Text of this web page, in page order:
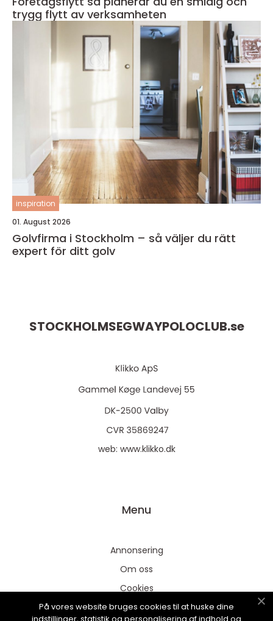
trygg flytt av verksamheten
inspiration
01. August 2026
Golvfirma i Stockholm – så väljer du rätt
expert för ditt golv
STOCKHOLMSEGWAYPOLOCLUB.se
web: www.klikko.dk
Menu
Annonsering
Om oss
Cookies
Kontakta oss
På vores website bruges cookies til at huske dine